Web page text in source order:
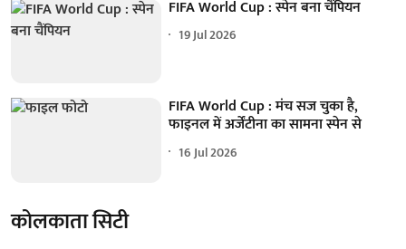
FIFA World Cup : स्पेन बना चैंपियन
19 Jul 2026
FIFA World Cup : मंच सज चुका है,
फाइनल में अर्जेंटीना का सामना स्पेन से
16 Jul 2026
कोलकाता सिटी